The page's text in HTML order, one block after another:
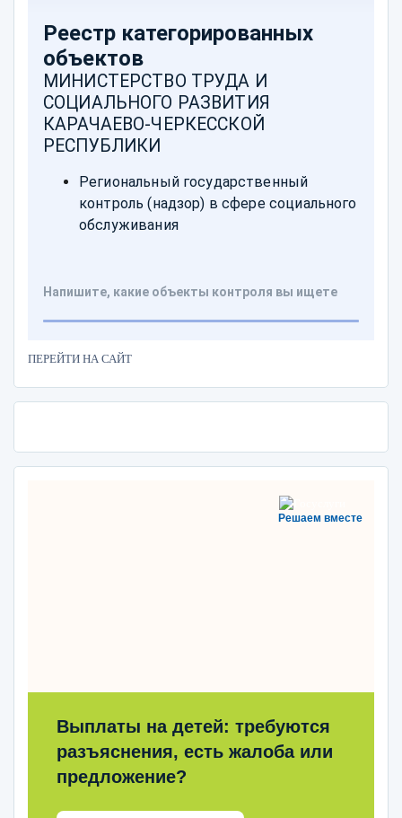
ПЕРЕЙТИ НА САЙТ
Решаем вместе
Выплаты на детей: требуются
разъяснения, есть жалоба или
предложение?